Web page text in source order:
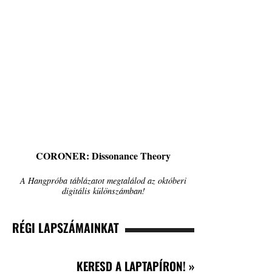
CORONER: Dissonance Theory
A Hangpróba táblázatot megtalálod az októberi
digitális különszámban!
RÉGI LAPSZÁMAINKAT
KERESD A LAPTAPÍRON! »